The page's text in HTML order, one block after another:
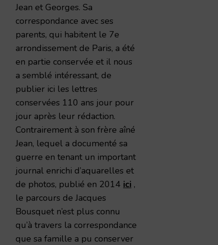
Jean et Georges. Sa
correspondance avec ses
parents, qui habitent le 7e
arrondissement de Paris, a été
en partie conservée et il nous
a semblé intéressant, de
publier ici les lettres
conservées 110 ans jour pour
jour après leur rédaction.
Contrairement à son frère aîné
Jean, lequel a documenté sa
guerre en tenant un important
journal enrichi d’aquarelles et
de photos, publié en 2014 ici ,
le parcours de Jacques
Bousquet n’est plus connu
qu’à travers la correspondance
que sa famille a pu conserver